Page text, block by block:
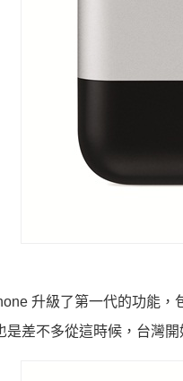
升級了第一代的功能
是差不多從這時候，台灣